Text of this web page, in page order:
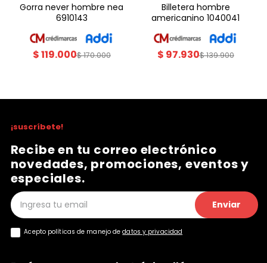
gorra never hombre nea
6910143
$119.000$170.000
billetera hombre
americanino 1040041
$ 97.930$139.900
¡suscríbete!
Recibe en tu correo electrónico
novedades, promociones, eventos y
especiales.
Enviar
Acepto políticas de manejo dedatos y privacidad